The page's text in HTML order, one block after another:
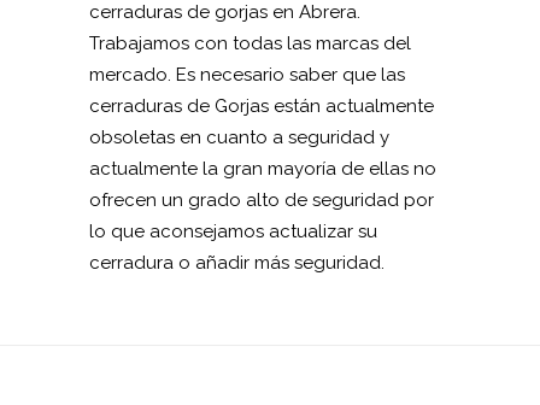
cerraduras de gorjas en Abrera.
Trabajamos con todas las marcas del
mercado. Es necesario saber que las
cerraduras de Gorjas están actualmente
obsoletas en cuanto a seguridad y
actualmente la gran mayoría de ellas no
ofrecen un grado alto de seguridad por
lo que aconsejamos actualizar su
cerradura o añadir más seguridad.